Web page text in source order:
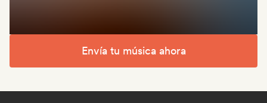
Envía tu música ahora